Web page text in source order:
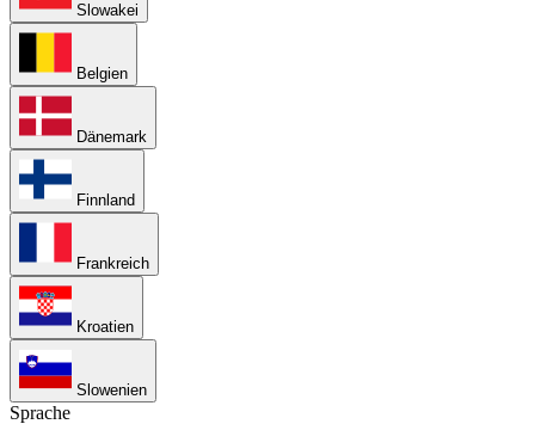
Slowakei
Belgien
Dänemark
Finnland
Frankreich
Kroatien
Slowenien
Sprache